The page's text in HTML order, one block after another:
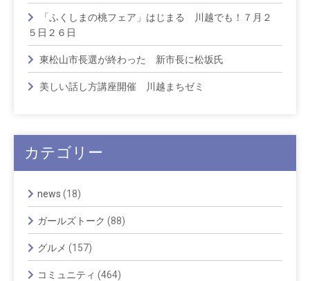
「ふくしまの桃フェア」はじまる 川越でも！７月２
５日２６日
東松山市長選が終わった 新市長に松坂氏
美しい話し方講座開催 川越まちゼミ
カテゴリー
news (18)
ガールズトーク (88)
グルメ (157)
コミュニティ (464)